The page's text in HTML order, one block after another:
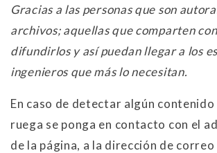
Gracias a las personas que son
archivos; aquellas que comparten
difundirlos y así puedan llegar a los
ingenieros que más lo necesitan.
En caso de detectar algún
ruega se ponga en contacto con el
de la página, a la dirección de correo